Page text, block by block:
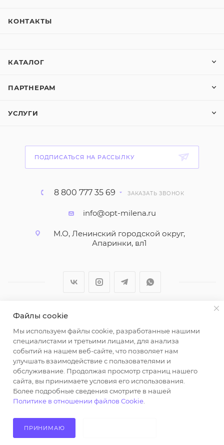
КОНТАКТЫ
КАТАЛОГ
ПАРТНЕРАМ
УСЛУГИ
ПОДПИСАТЬСЯ НА РАССЫЛКУ
8 800 777 35 69 ЗАКАЗАТЬ ЗВОНОК
info@opt-milena.ru
М.О, Ленинский городской округ,
Апаринки, вл1
2026 © ООО "Вайт Текстиль групп"
Любая информация на сайте носит справочный
характер и не является публичной офертой
определяемой положениями пункта 2 статьи 437
Гражданского кодекса Российской Федерации.
Использование любых материалов, опубликованных
на https://opt-milena.ru, допустимо только при
наличии письменного разрешения редакции и
активной ссылки на https://opt-milena.ru
Файлы cookie
Мы используем файлы cookie, разработанные нашими
специалистами и третьими лицами, для анализа
событий на нашем веб-сайте, что позволяет нам
улучшать взаимодействие с пользователями и
обслуживание. Продолжая просмотр страниц нашего
сайта, вы принимаете условия его использования.
Более подробные сведения смотрите в нашей
Политике в отношении файлов Cookie
ПРИНИМАЮ